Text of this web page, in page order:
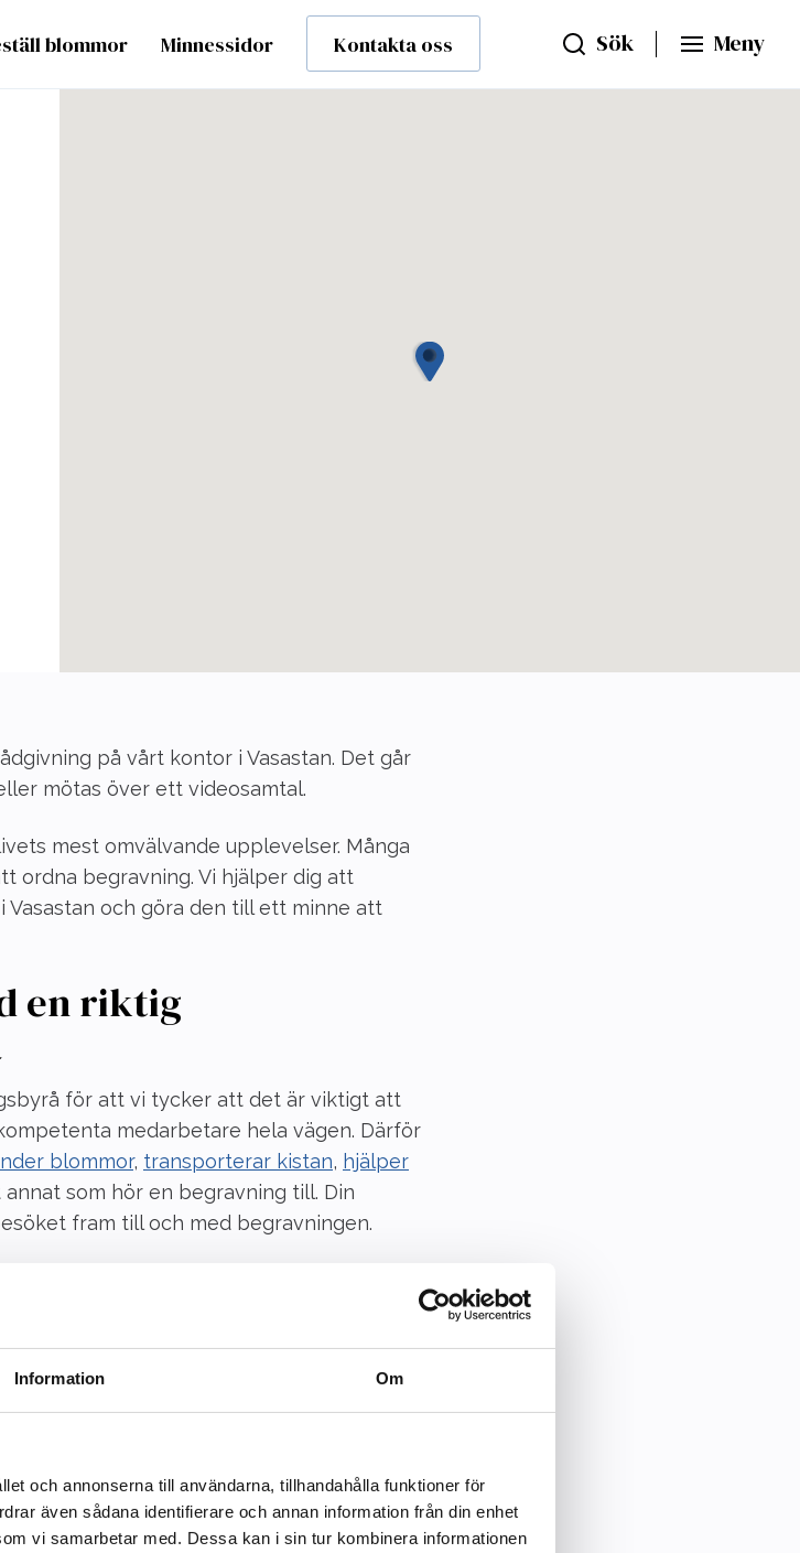
Information Om
och annonserna till användarna, tillhandahålla funktioner för
även sådana identifierare och annan information från din enhet
vi samarbetar med. Dessa kan i sin tur kombinera informationen
blommor Minnessidor Kontakta oss Sök Meny
på vårt kontor i Vasastan. Det går
mötas över ett videosamtal.
mest omvälvande upplevelser. Många
ordna begravning. Vi hjälper dig att
och göra den till ett minne att
en riktig
för att vi tycker att det är viktigt att
medarbetare hela vägen. Därför
blommor, transporterar kistan, hjälper
som hör en begravning till. Din
fram till och med begravningen.